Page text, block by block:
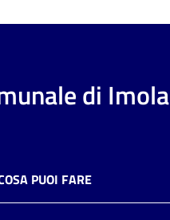
di Imola
PUOI FARE